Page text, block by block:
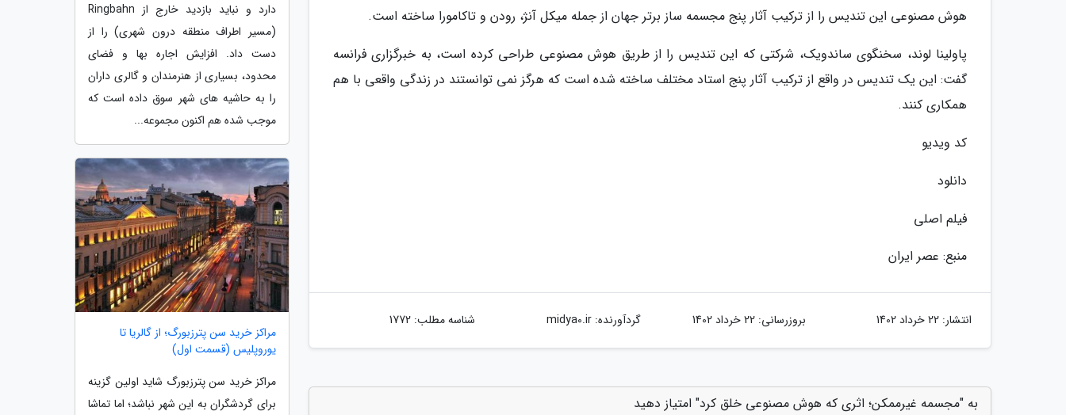
هوش مصنوعی این تندیس را از ترکیب آثار پنج مجسمه ساز برتر جهان از جمله میکل آنژ، رودن و تاکامورا ساخته است.
پاولینا لوند، سخنگوی ساندویک، شرکتی که این تندیس را از طریق هوش مصنوعی طراحی کرده است، به خبرگزاری فرانسه
گفت: این یک تندیس در واقع از ترکیب آثار پنج استاد مختلف ساخته شده است که هرگز نمی توانستند در زندگی واقعی با هم
همکاری کنند.
کد ویدیو
دانلود
فیلم اصلی
منبع: عصر ایران
انتشار: 22 خرداد 1402 بروزرسانی: 22 خرداد 1402 گردآورنده:midya0.ir شناسه مطلب: 1772
به "مجسمه غیرممکن؛ اثری که هوش مصنوعی خلق کرد" امتیاز دهید
دارد و نباید بازدید خارج از Ringbahn
(مسیر اطراف منطقه درون شهری) را از
دست داد. افزایش اجاره بها و فضای
محدود، بسیاری از هنرمندان و گالری داران
را به حاشیه های شهر سوق داده است که
موجب شده هم اکنون مجموعه...
مراکز خرید سن پترزبورگ؛ از گالریا تا
یوروپلیس (قسمت اول)
مراکز خرید سن پترزبورگ شاید اولین گزینه
برای گردشگران به این شهر نباشد؛ اما تماشا